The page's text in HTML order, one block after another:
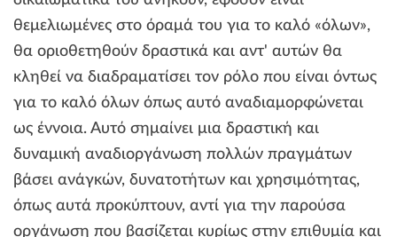
θεμελιωμένες στο όραμά του για το καλό «όλων»,
θα οριοθετηθούν δραστικά και αντ' αυτών θα
κληθεί να διαδραματίσει τον ρόλο που είναι όντως
για το καλό όλων όπως αυτό αναδιαμορφώνεται
ως έννοια. Αυτό σημαίνει μια δραστική και
δυναμική αναδιοργάνωση πολλών πραγμάτων
βάσει ανάγκών, δυνατοτήτων και χρησιμότητας,
όπως αυτά προκύπτουν, αντί για την παρούσα
οργάνωση που βασίζεται κυρίως στην επιθυμία και